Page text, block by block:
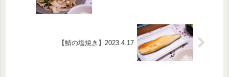
【鯖の塩焼き】2023.4.17